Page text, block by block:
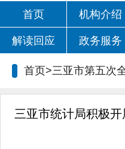
首页 机构介绍
解读回应 政务服务
首页>三亚市第五次
三亚市统计局积极